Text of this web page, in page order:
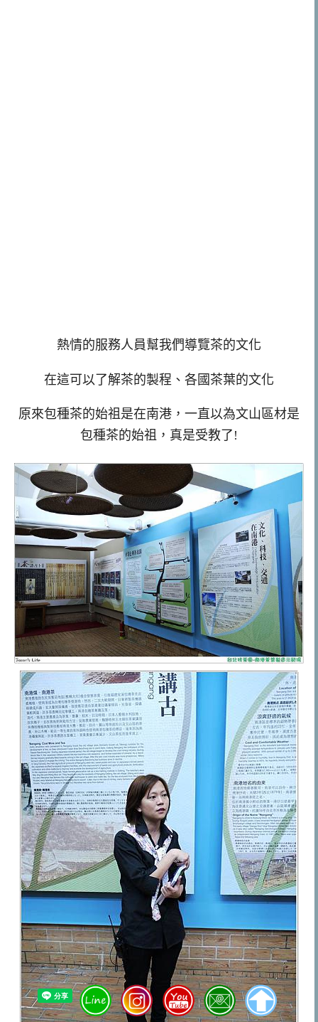
熱情的服務人員幫我們導覽茶的文化
在這可以了解茶的製程、各國茶葉的文化
原來包種茶的始祖是在南港，一直以為文山區材是
包種茶的始祖，真是受教了!